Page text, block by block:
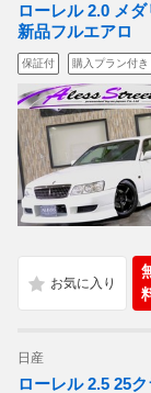
ローレル 2.0 メ
新品フルエアロ
保証付 購入プラン付き
日産
ローレル 2.5 25